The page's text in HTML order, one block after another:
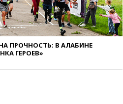
вчера, 20:27Ямпольская
призвала оптимизировать
олимпиады для поступления в
вузы
вчера, 20:15Минтранс
предложил оплачивать
ПРОЧНОСТЬ: В АЛАБИНЕ
ГЕРОЕВ»